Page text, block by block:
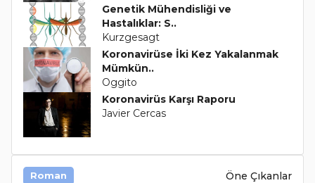
Genetik Mühendisliği ve
Hastalıklar: S..
Kurzgesagt
Koronavirüse İki Kez Yakalanmak
Mümkün..
Oggito
Koronavirüs Karşı Raporu
Javier Cercas
Roman Öne Çıkanlar